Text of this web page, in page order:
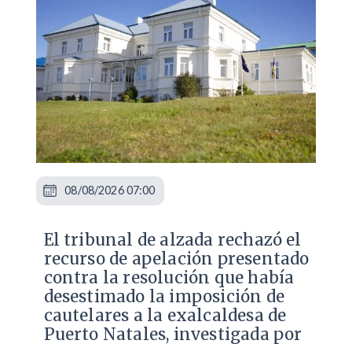
​El tribunal de alzada rechazó el
recurso de apelación presentado
contra la resolución que había
desestimado la imposición de
cautelares a la exalcaldesa de
Puerto Natales, investigada por
08/08/2026 07:00